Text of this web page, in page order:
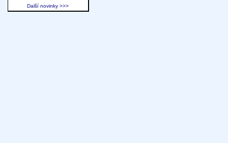
Další novinky >>>